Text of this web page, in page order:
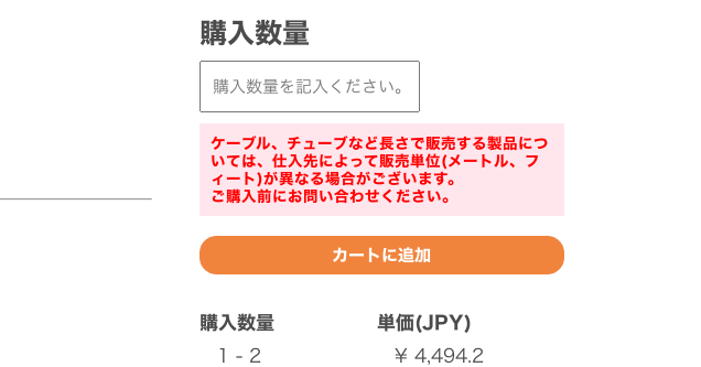
購入数量
ケーブル、チューブなど長さで販売する製品につ
いては、仕入先によって販売単位(メートル、フ
ィート)が異なる場合がございます。
ご購入前にお問い合わせください。
購入数量
単価(JPY)
1 - 2
¥ 4,494.2